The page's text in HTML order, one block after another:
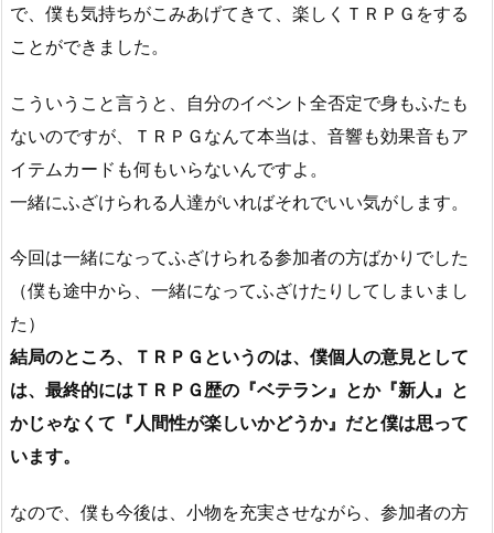
で、僕も気持ちがこみあげてきて、楽しくＴＲＰＧをする
ことができました。
こういうこと言うと、自分のイベント全否定で身もふたも
ないのですが、ＴＲＰＧなんて本当は、音響も効果音もア
イテムカードも何もいらないんですよ。
一緒にふざけられる人達がいればそれでいい気がします。
今回は一緒になってふざけられる参加者の方ばかりでした
（僕も途中から、一緒になってふざけたりしてしまいまし
た）
結局のところ、ＴＲＰＧというのは、僕個人の意見として
は、最終的にはＴＲＰＧ歴の『ベテラン』とか『新人』と
かじゃなくて『人間性が楽しいかどうか』だと僕は思って
います。
なので、僕も今後は、小物を充実させながら、参加者の方